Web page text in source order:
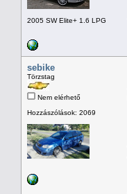
2005 SW Elite+ 1.6 LPG
sebike
Törzstag
Nem elérhető
Hozzászólások: 2069